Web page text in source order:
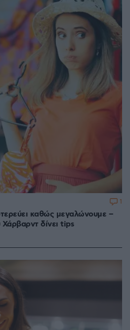
καθώς μεγαλώνουμε –
δίνει tips
1